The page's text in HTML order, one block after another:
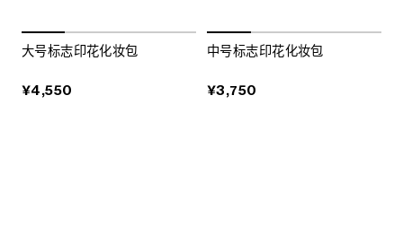
大号标志印花化妆包
¥4,550
中号标志印花化妆包
¥3,750